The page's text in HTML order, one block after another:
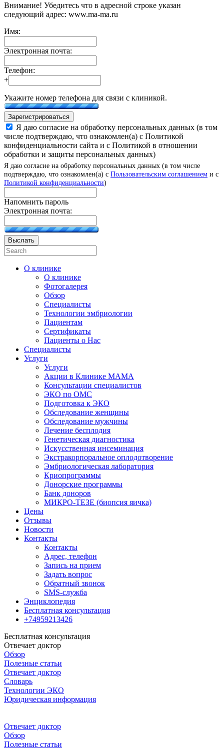
Внимание! Убедитесь что в адресной строке указан
следующий адрес: www.ma-ma.ru
Имя:
Электронная почта:
Телефон:
+
Укажите номер телефона для связи с клиникой.
Зарегистрироваться
Я даю согласие на обработку персональных данных (в том
числе подтверждаю, что ознакомлен(а) с Политикой
конфиденциальности сайта и с Политикой в отношении
обработки и защиты персональных данных)
Я даю согласие на обработку персональных данных (в том числе
подтверждаю, что ознакомлен(а) с Пользовательским соглашением и с
Политикой конфиденциальности)
Напомнить пароль
Электронная почта:
Выслать
О клинике
О клинике
Фотогалерея
Обзор
Специалисты
Технологии эмбриологии
Пациентам
Сертификаты
Пациенты о Нас
Специалисты
Услуги
Услуги
Акции в Клинике МАМА
Консультации специалистов
ЭКО по ОМС
Подготовка к ЭКО
Обследование женщины
Обследование мужчины
Лечение бесплодия
Генетическая диагностика
Искусственная инсеминация
Экстракорпоральное оплодотворение
Эмбриологическая лаборатория
Криопрограммы
Донорские программы
Банк доноров
МИКРО-ТЕЗЕ (биопсия яичка)
Цены
Отзывы
Новости
Контакты
Контакты
Адрес, телефон
Запись на прием
Задать вопрос
Обратный звонок
SMS-служба
Энциклопедия
Бесплатная консультация
+74959213426
Бесплатная консультация
Отвечает доктор
Обзор
Полезные статьи
Отвечает доктор
Словарь
Технологии ЭКО
Юридическая информация
Отвечает доктор
Обзор
Полезные статьи